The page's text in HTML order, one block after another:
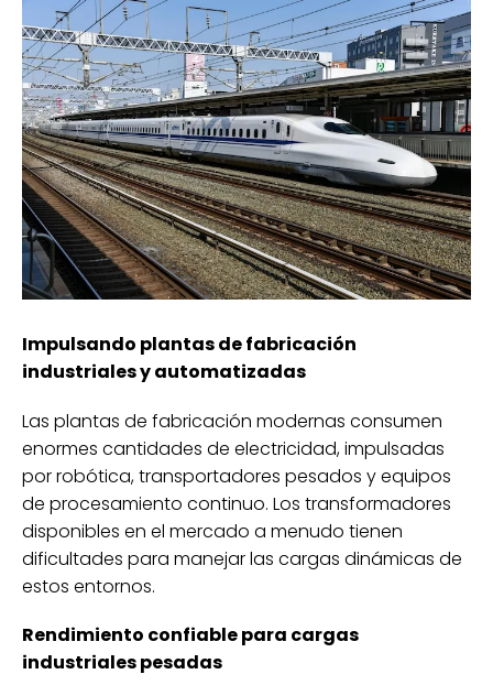
Impulsando plantas de fabricación
industriales y automatizadas
Las plantas de fabricación modernas consumen
enormes cantidades de electricidad, impulsadas
por robótica, transportadores pesados ​​y equipos
de procesamiento continuo. Los transformadores
disponibles en el mercado a menudo tienen
dificultades para manejar las cargas dinámicas de
estos entornos.
Rendimiento confiable para cargas
industriales pesadas